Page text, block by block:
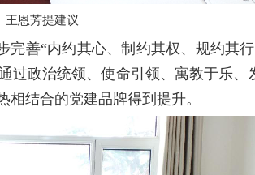
王恩芳提建议
善“内约其心、制约其权、规约其
过政治统领、使命引领、寓教于乐
结合的党建品牌得到提升。